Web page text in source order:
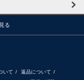
る
いて / 返品について /